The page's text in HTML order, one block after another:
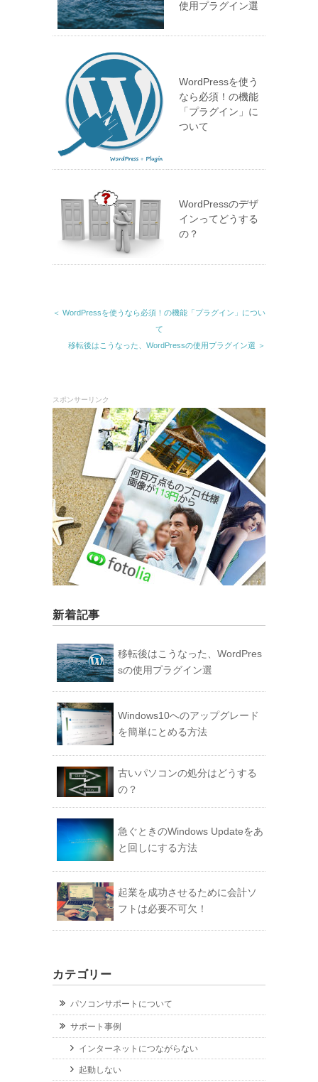
使用プラグイン選
WordPressを使う
なら必須！の機能
「プラグイン」に
ついて
WordPressのデザ
インってどうする
の？
＜ WordPressを使うなら必須！の機能「プラグイン」につい
て
移転後はこうなった、WordPressの使用プラグイン選 ＞
スポンサーリンク
新着記事
移転後はこうなった、WordPres
sの使用プラグイン選
Windows10へのアップグレード
を簡単にとめる方法
古いパソコンの処分はどうする
の？
急ぐときのWindows Updateをあ
と回しにする方法
起業を成功させるために会計ソ
フトは必要不可欠！
カテゴリー
パソコンサポートについて
サポート事例
インターネットにつながらない
起動しない